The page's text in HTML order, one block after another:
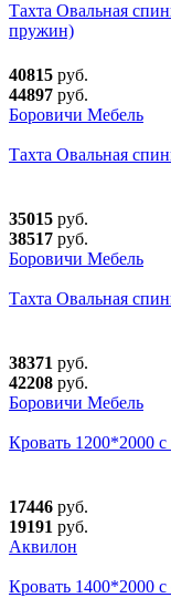
Тахта Овальная
пружин)
40815 руб.
44897 руб.
Боровичи Мебель
Тахта Овальная
35015 руб.
38517 руб.
Боровичи Мебель
Тахта Овальная
38371 руб.
42208 руб.
Боровичи Мебель
Кровать 1200*2000
17446 руб.
19191 руб.
Аквилон
Кровать 1400*2000